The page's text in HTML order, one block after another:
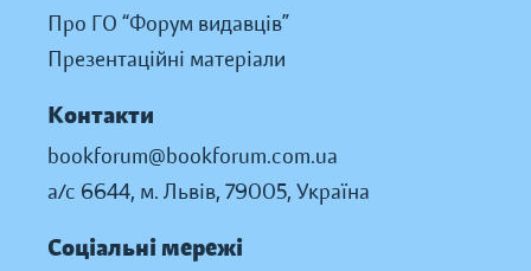
Про ГО “Форум видавців”
Презентаційні матеріали
Контакти
bookforum@bookforum.com.ua
а/с 6644, м. Львів, 79005, Україна
Соціальні мережі